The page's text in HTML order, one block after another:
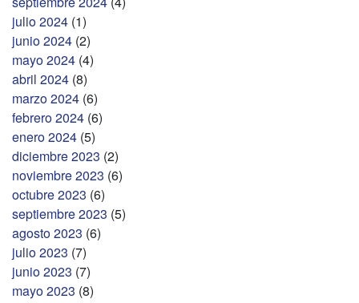
julio 2024 (1)
junio 2024 (2)
mayo 2024 (4)
abril 2024 (8)
marzo 2024 (6)
febrero 2024 (6)
enero 2024 (5)
diciembre 2023 (2)
noviembre 2023 (6)
octubre 2023 (6)
septiembre 2023 (5)
agosto 2023 (6)
julio 2023 (7)
junio 2023 (7)
mayo 2023 (8)